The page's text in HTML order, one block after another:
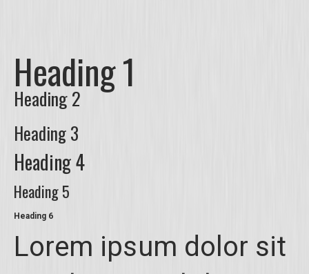
Heading 1
Heading 2
Heading 3
Heading 4
Heading 5
Heading 6
Lorem ipsum dolor sit